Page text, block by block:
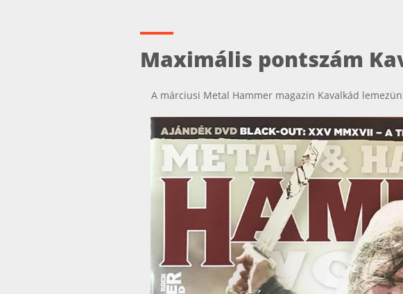
Maximális pontszám
A márciusi Metal Hammer magazin Kavalkád